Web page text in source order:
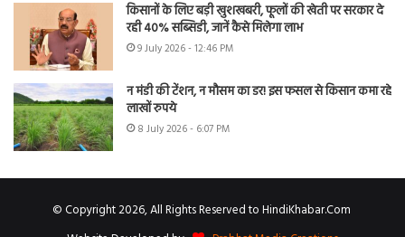
किसानों के लिए बड़ी खुशखबरी, फूलों की खेती पर सरकार दे
रही 40% सब्सिडी, जानें कैसे मिलेगा लाभ
9 July 2026 - 12:46 PM
न मंडी की टेंशन, न मौसम का डर! इस फसल से किसान कमा रहे
लाखों रुपये
8 July 2026 - 6:07 PM
© Copyright 2026, All Rights Reserved to HindiKhabar.Com